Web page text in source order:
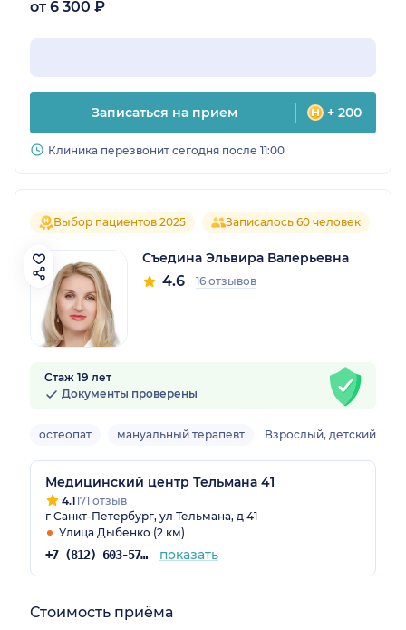
от 6 300 ₽
Записаться на прием + 200
Клиника перезвонит сегодня после 11:00
Выбор пациентов 2025 Записалось 60 человек
Съедина Эльвира Валерьевна
4.6 16 отзывов
Стаж 19 лет
Документы проверены
остеопат мануальный терапевт Взрослый, детский
Медицинский центр Тельмана 41
4.1171 отзыв
г Санкт-Петербург, ул Тельмана, д 41
Улица Дыбенко (2 км)
+7 (812) 603-57-48 показать
Стоимость приёма